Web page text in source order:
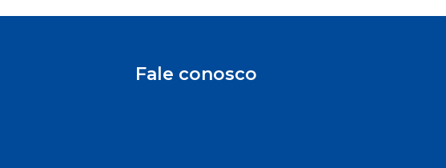
Fale conosco